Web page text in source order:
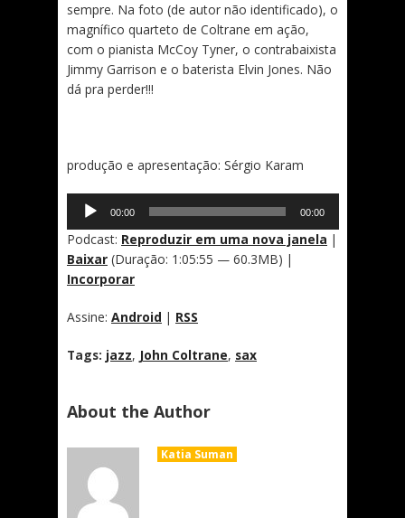
sempre. Na foto (de autor não identificado), o
magnífico quarteto de Coltrane em ação,
com o pianista McCoy Tyner, o contrabaixista
Jimmy Garrison e o baterista Elvin Jones. Não
dá pra perder!!!
produção e apresentação: Sérgio Karam
Tocador
áudio
00:00 00:00
Podcast: Reproduzir em uma nova janela |
Baixar (Duração: 1:05:55 — 60.3MB) |
Incorporar
Assine: Android | RSS
Tags: jazz, John Coltrane, sax
About the Author
Katia Suman